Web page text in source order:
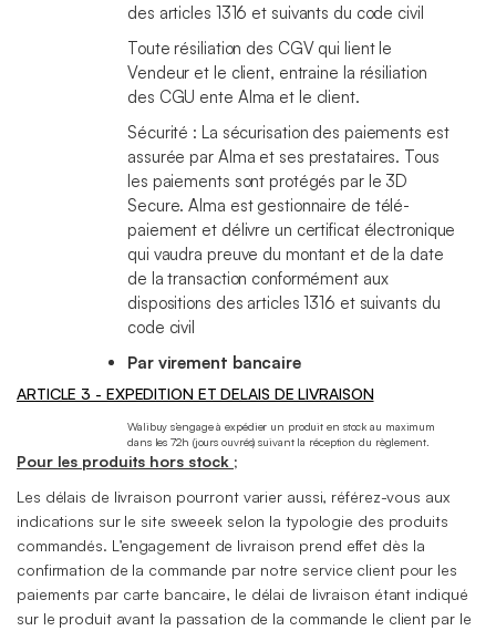
des articles 1316 et suivants du code civil
Toute résiliation des CGV qui lient le
Vendeur et le client, entraine la résiliation
des CGU ente Alma et le client.
Sécurité : La sécurisation des paiements est
assurée par Alma et ses prestataires. Tous
les paiements sont protégés par le 3D
Secure. Alma est gestionnaire de télé-
paiement et délivre un certificat électronique
qui vaudra preuve du montant et de la date
de la transaction conformément aux
dispositions des articles 1316 et suivants du
code civil
Par virement bancaire
ARTICLE 3 - EXPEDITION ET DELAIS DE LIVRAISON
Walibuy s’engage à expédier un produit en stock au maximum
dans les 72h (jours ouvrés) suivant la réception du règlement.
Pour les produits hors stock ;
Les délais de livraison pourront varier aussi, référez-vous aux
indications sur le site sweeek selon la typologie des produits
commandés. L’engagement de livraison prend effet dès la
confirmation de la commande par notre service client pour les
paiements par carte bancaire, le délai de livraison étant indiqué
sur le produit avant la passation de la commande le client par le